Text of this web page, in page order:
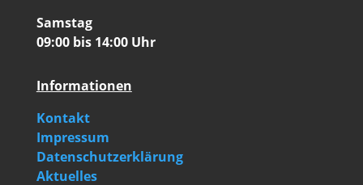
Samstag
09:00 bis 14:00 Uhr
Informationen
Kontakt
Impressum
Datenschutzerklärung
Aktuelles